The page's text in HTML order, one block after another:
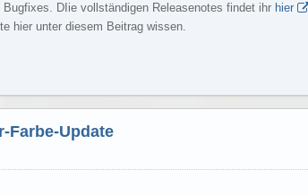
DIie vollständigen Releasenotes findet ihr hier
hier unter diesem Beitrag wissen.
Farbe-Update